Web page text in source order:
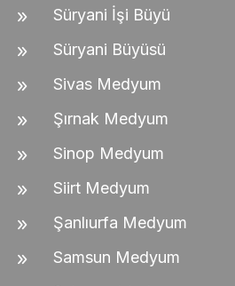
Süryani İşi Büyü
Süryani Büyüsü
Sivas Medyum
Şırnak Medyum
Sinop Medyum
Siirt Medyum
Şanlıurfa Medyum
Samsun Medyum